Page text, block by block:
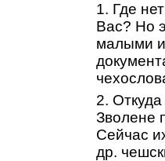
1. Где
Вас? Но
малыми
2.
Зволене
Сейчас
др.